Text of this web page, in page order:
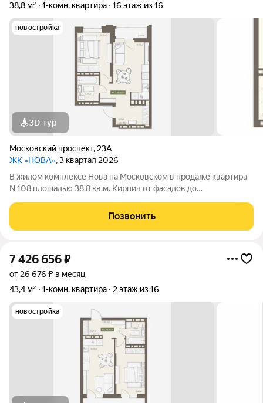
38,8 м²
1-комн. квартира 16 этаж из 16
новостройка
3D-тур
Московский проспект, 23А
ЖК «НОВА», 3 квартал 2026
В жилом комплексе Нова на Московском в продаже квартира
N 108 площадью 38.8 кв.м. Кирпич от фасадов до
остекленная лоджия. Квартира сдается в отделке white box. 17-
этажный дом, с последних этажей
Позвонить
7 426 656₽
от 26 676 ₽ в месяц
43,4 м²
1-комн. квартира 2 этаж из 16
новостройка